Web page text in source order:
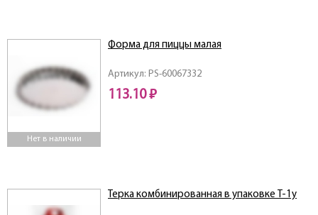
Нет в наличии
Артикул: PS-60067332
Форма для пиццы малая
113.10 ₽
Терка комбинированная в упаковке Т-1у